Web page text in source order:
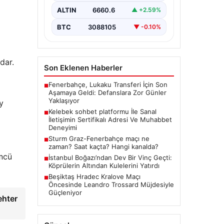
seviyeli bir şekilde bağlantı
taşımaktadır. Güncel olarak…
ALTIN 6660.6 ▲ +2.59%
BTC 3088105 ▼ -0.10%
Son Eklenen Haberler
■Fenerbahçe, Lukaku Transferi İçin Son
Aşamaya Geldi: Defanslara Zor Günler
Yaklaşıyor
■Kelebek sohbet platformu İle Sanal
İletişimin Sertifikalı Adresi Ve Muhabbet
Deneyimi
■Sturm Graz-Fenerbahçe maçı ne
zaman? Saat kaçta? Hangi kanalda?
■İstanbul Boğazı’ndan Dev Bir Vinç Geçti:
Köprülerin Altından Kulelerini Yatırdı
■Beşiktaş Hradec Kralove Maçı
Öncesinde Leandro Trossard Müjdesiyle
Güçleniyor